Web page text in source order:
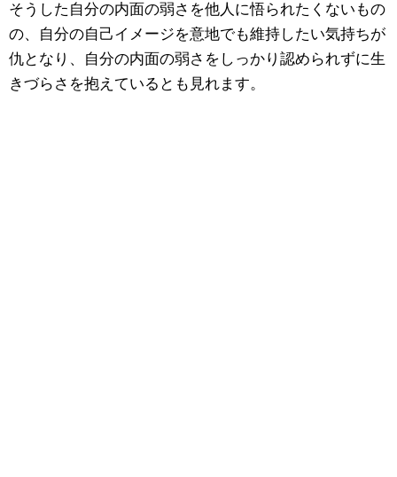
そうした自分の内面の弱さを他人に悟られたくないもの
の、自分の自己イメージを意地でも維持したい気持ちが
仇となり、自分の内面の弱さをしっかり認められずに生
きづらさを抱えているとも見れます。